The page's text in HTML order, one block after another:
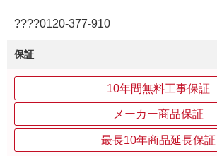
????0120-377-910
保証
10年間無料工事保証
メーカー商品保証
最長10年商品延長保証